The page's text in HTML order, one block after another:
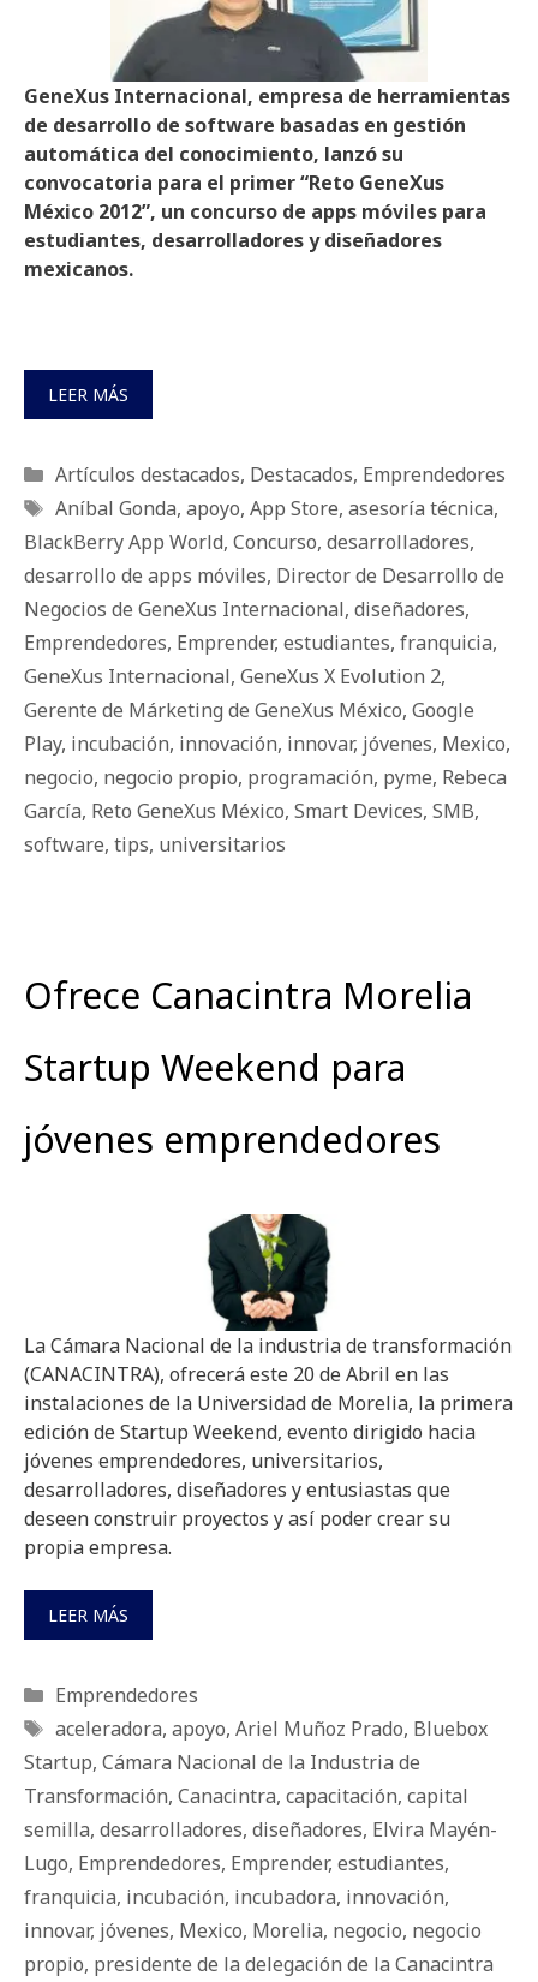
GeneXus Internacional, empresa de herramientas
de desarrollo de software basadas en gestión
automática del conocimiento, lanzó su
convocatoria para el primer “Reto GeneXus
México 2012”, un concurso de apps móviles para
estudiantes, desarrolladores y diseñadores
mexicanos.
LEER MÁS
Categorías
Artículos destacados, Destacados, Emprendedores
Etiquetas
Aníbal Gonda, apoyo, App Store, asesoría técnica,
BlackBerry App World, Concurso, desarrolladores,
desarrollo de apps móviles, Director de Desarrollo de
Negocios de GeneXus Internacional, diseñadores,
Emprendedores, Emprender, estudiantes, franquicia,
GeneXus Internacional, GeneXus X Evolution 2,
Gerente de Márketing de GeneXus México, Google
Play, incubación, innovación, innovar, jóvenes, Mexico,
negocio, negocio propio, programación, pyme, Rebeca
García, Reto GeneXus México, Smart Devices, SMB,
software, tips, universitarios
Ofrece Canacintra Morelia
Startup Weekend para
jóvenes emprendedores
La Cámara Nacional de la industria de transformación
(CANACINTRA), ofrecerá este 20 de Abril en las
instalaciones de la Universidad de Morelia, la primera
edición de Startup Weekend, evento dirigido hacia
jóvenes emprendedores, universitarios,
desarrolladores, diseñadores y entusiastas que
deseen construir proyectos y así poder crear su
propia empresa.
LEER MÁS
Categorías
Emprendedores
Etiquetas
aceleradora, apoyo, Ariel Muñoz Prado, Bluebox
Startup, Cámara Nacional de la Industria de
Transformación, Canacintra, capacitación, capital
semilla, desarrolladores, diseñadores, Elvira Mayén-
Lugo, Emprendedores, Emprender, estudiantes,
franquicia, incubación, incubadora, innovación,
innovar, jóvenes, Mexico, Morelia, negocio, negocio
propio, presidente de la delegación de la Canacintra